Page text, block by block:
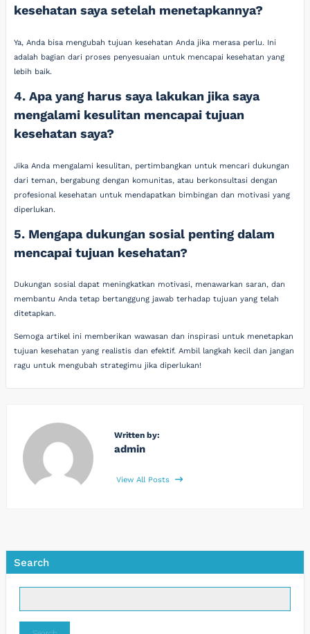
kesehatan saya setelah menetapkannya?
Ya, Anda bisa mengubah tujuan kesehatan Anda jika merasa perlu. Ini
adalah bagian dari proses penyesuaian untuk mencapai kesehatan yang
lebih baik.
4. Apa yang harus saya lakukan jika saya
mengalami kesulitan mencapai tujuan
kesehatan saya?
Jika Anda mengalami kesulitan, pertimbangkan untuk mencari dukungan
dari teman, bergabung dengan komunitas, atau berkonsultasi dengan
profesional kesehatan untuk mendapatkan bimbingan dan motivasi yang
diperlukan.
5. Mengapa dukungan sosial penting dalam
mencapai tujuan kesehatan?
Dukungan sosial dapat meningkatkan motivasi, menawarkan saran, dan
membantu Anda tetap bertanggung jawab terhadap tujuan yang telah
ditetapkan.
Semoga artikel ini memberikan wawasan dan inspirasi untuk menetapkan
tujuan kesehatan yang realistis dan efektif. Ambil langkah kecil dan jangan
ragu untuk mengubah strategimu jika diperlukan!
Written by:
admin
View All Posts
Search